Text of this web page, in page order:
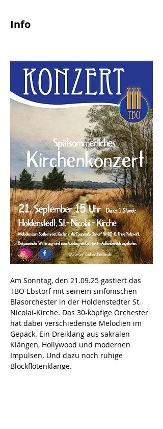
Info
Am Sonntag, den 21.09.25 gastiert das
TBO Ebstorf mit seinem sinfonischen
Blasorchester in der Holdenstedter St.
Nicolai-Kirche. Das 30-köpfige Orchester
hat dabei verschiedenste Melodien im
Gepäck. Ein Dreiklang aus sakralen
Klängen, Hollywood und modernen
Impulsen. Und dazu noch ruhige
Blockflötenklänge.